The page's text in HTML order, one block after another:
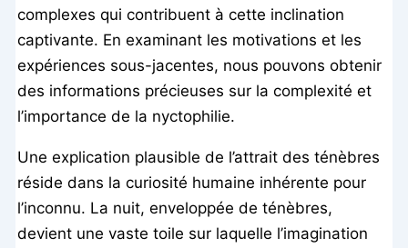
complexes qui contribuent à cette inclination
captivante. En examinant les motivations et les
expériences sous-jacentes, nous pouvons obtenir
des informations précieuses sur la complexité et
l’importance de la nyctophilie.
Une explication plausible de l’attrait des ténèbres
réside dans la curiosité humaine inhérente pour
l’inconnu. La nuit, enveloppée de ténèbres,
devient une vaste toile sur laquelle l’imagination